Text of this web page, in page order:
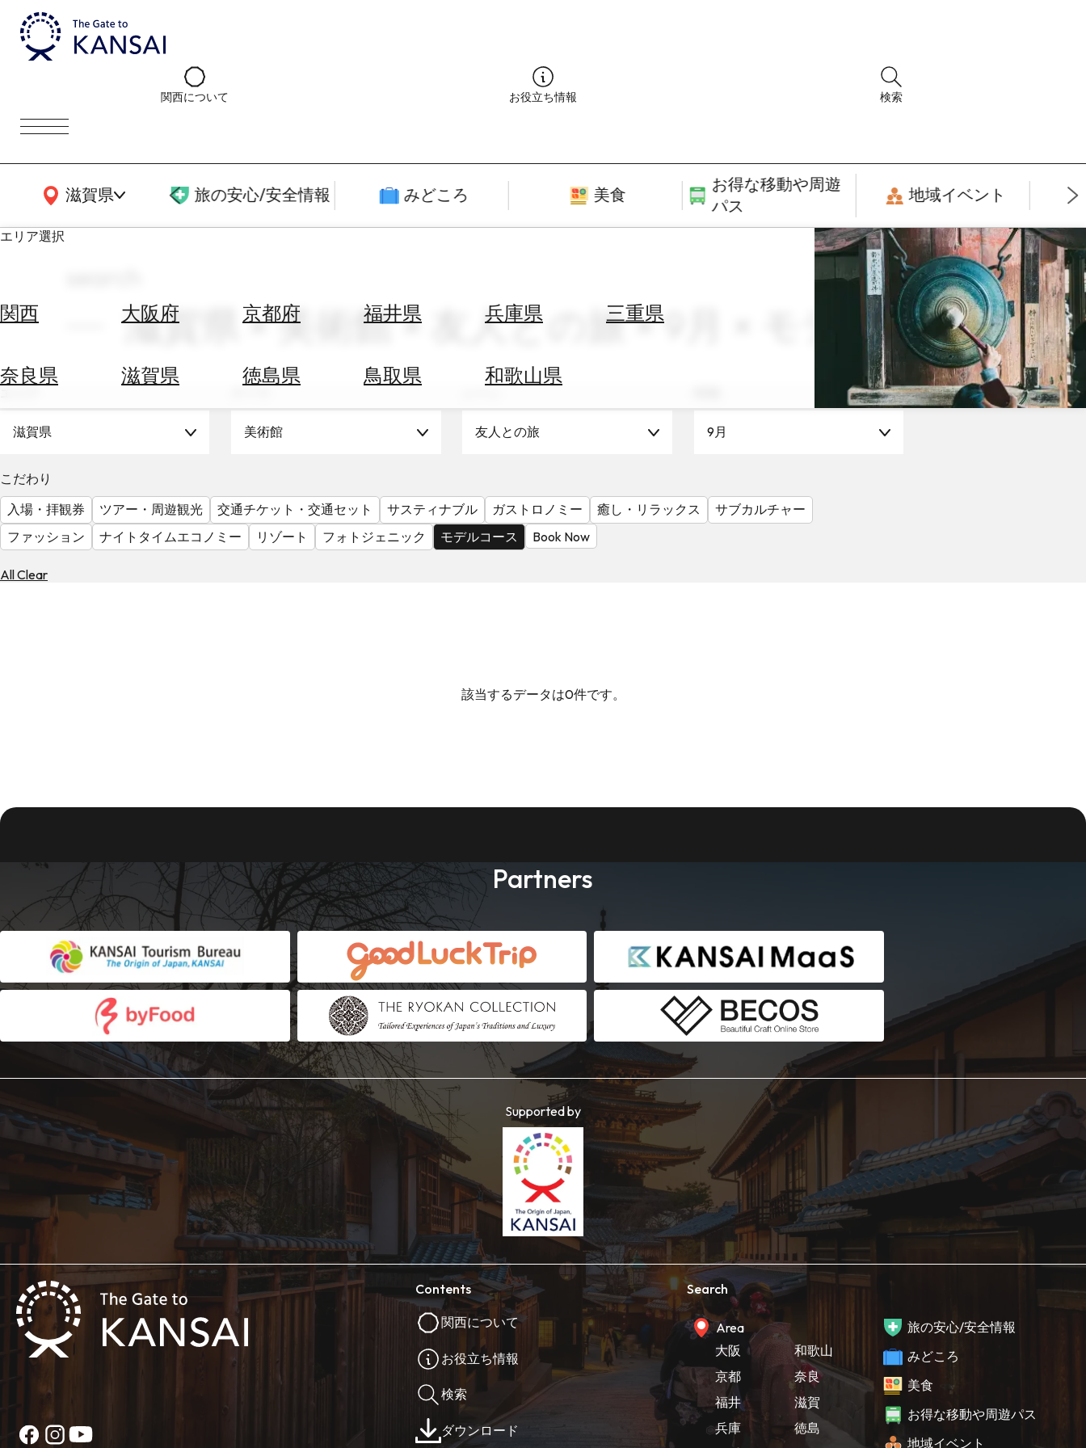
関西について お役立ち情報 検索
滋賀県
関西広域MAP 旅の安心/安全情報 みどころ 美食
お得な移動や周遊
パス
地域イベント
エリア選択
関西 大阪府 京都府 福井県 兵庫県 三重県
奈良県 滋賀県 徳島県 鳥取県 和歌山県
ホ
す
替
を
調
べ
天
滋賀県 × 美術館 × 友人との旅 × 9月 × モデルコース
滋賀県 美術館 友人との旅 9月
こだわり
入場・拝観券
ツアー・周遊観光 交通チケット・交通セット サスティナブル ガストロノミー 癒し・リラックス
サブカルチャー
ファッション
ナイトタイムエコノミー リゾート フォトジェニック モデルコース Book Now
All Clear
該当するデータは0件です。
Partners
Supported by
Contents
関西について
お役立ち情報
検索
ダウンロード
Search
Area
大阪
京都
福井
兵庫
和歌山
奈良
滋賀
徳島
旅の安心/安全情報
みどころ
美食
お得な移動や周遊パス
地域イベント